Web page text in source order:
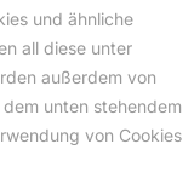
und ähnliche
all diese unter
außerdem von
unten stehendem
von Cookies